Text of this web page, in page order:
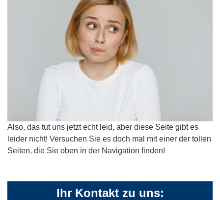
Also, das tut uns jetzt echt leid, aber diese Seite gibt es
leider nicht! Versuchen Sie es doch mal mit einer der tollen
Seiten, die Sie oben in der Navigation finden!
Ihr Kontakt zu uns: